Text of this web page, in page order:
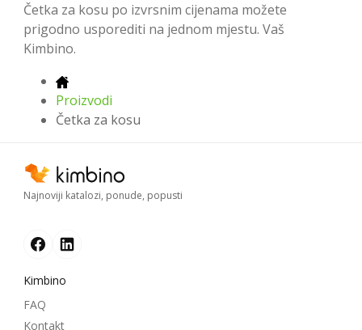
Četka za kosu po izvrsnim cijenama možete
prigodno usporediti na jednom mjestu. Vaš
Kimbino.
Proizvodi
Četka za kosu
Najnoviji katalozi, ponude, popusti
Kimbino
FAQ
Kontakt